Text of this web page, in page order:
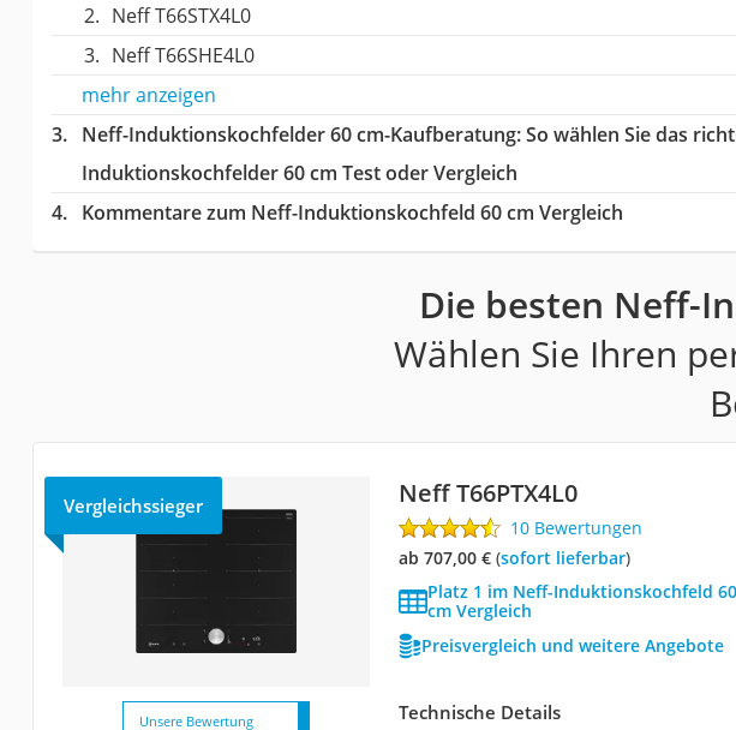
Neff T66STX4L0
Neff T66SHE4L0
mehr anzeigen
Neff-Induktionskochfelder 60 cm-Kaufberatung: So wählen Sie das
Induktionskochfelder 60 cm Test oder Vergleich
Kommentare zum Neff-Induktionskochfeld 60 cm Vergleich
Die besten Neff-
Wählen Sie Ihren
Vergleichssieger Neff T66PTX4L0
10 Bewertungen
ab 707,00 €( Sofort lieferbar)
Platz 1 im Neff-Induktionskochfeld 60
cm Vergleich
Preisvergleich und weitere Angebote
Unsere Bewertung Technische Details